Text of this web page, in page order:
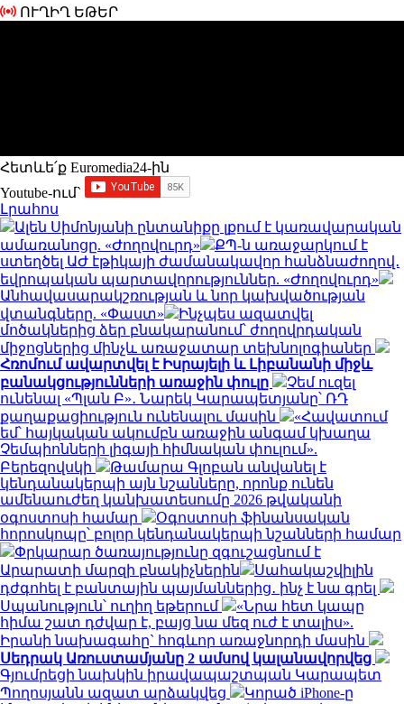
ՈՒՂԻՂ ԵԹԵՐ
Հետևե՛ք Euromedia24-ին
Youtube-ում`
Լրահոս
Ալեն Սիմոնյանի ընտանիքը լքում է կառավարական
ամառանոցը. «Ժողովուրդ»
ՔՊ-ն առաջարկում է
ստեղծել ԱԺ էթիկայի ժամանակավոր հանձնաժողով․
եվրոպական պարտավորություններ. «Ժողովուրդ»
Անհավասարակշռության և նոր կախվածության
վտանգները. «Փաստ»
Ինչպես ազատվել
մոծակներից ձեր բնակարանում՝ ժողովրդական
միջոցներից մինչև առաջատար տեխնոլոգիաներ
Հռոմում ավարտվել է Իսրայելի և Լիբանանի միջև
բանակցությունների առաջին փուլը
Չեմ ուզել
ունենալ «Պլան Բ»․ Նարեկ Կարապետյանը՝ ՌԴ
քաղաքացիություն ունենալու մասին
«Հավատում
եմ՝ հայկական ակումբն առաջին անգամ կխաղա
Չեմպիոնների լիգայի հիմնական փուլում».
Բերեզովսկի
Թամարա Գլոբան անվանել է
կենդանակերպի այն նշանները, որոնք ունեն
ամենաուժեղ կանխատեսումը 2026 թվականի
օգոստոսի համար
Օգոստոսի ֆինանսական
հորոսկոպը՝ բոլոր կենդանակերպի նշանների համար
Փրկարար ծառայությունը զգուշացնում է
Արարատի մարզի բնակիչներին
Սահակաշվիլին
դժգոհել է բանտային պայմաններից․ ինչ է նա գրել
Սպանություն՝ ուղիղ եթերում
«Նրա հետ կապը
հիմա շատ դժվար է, բայց նա մեզ ուժ է տալիս».
Իրանի նախագահը` հոգևոր առաջնորդի մասին
Սեդրակ Առուստամյանը 2 ամսով կալանավորվեց
Գյումրեցի նախկին իրավապաշտպան Կարապետ
Պողոսյանն ազատ արձակվեց
Կորած iPhone-ը